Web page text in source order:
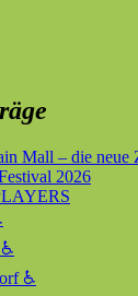
Mall – die neue
2026
♿